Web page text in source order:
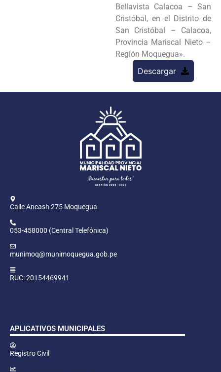
Bellavista Calacoa – San
Cristóbal, en el Distrito de
San Cristóbal – Calacoa,
Provincia Mariscal Nieto –
Región Moquegua».
Descargar
Calle Ancash 275 Moquegua
053-458000 (Central Telefónica)
munimoq@munimoquegua.gob.pe
RUC: 20154469941
APLICATIVOS MUNICIPALES
Registro Civil